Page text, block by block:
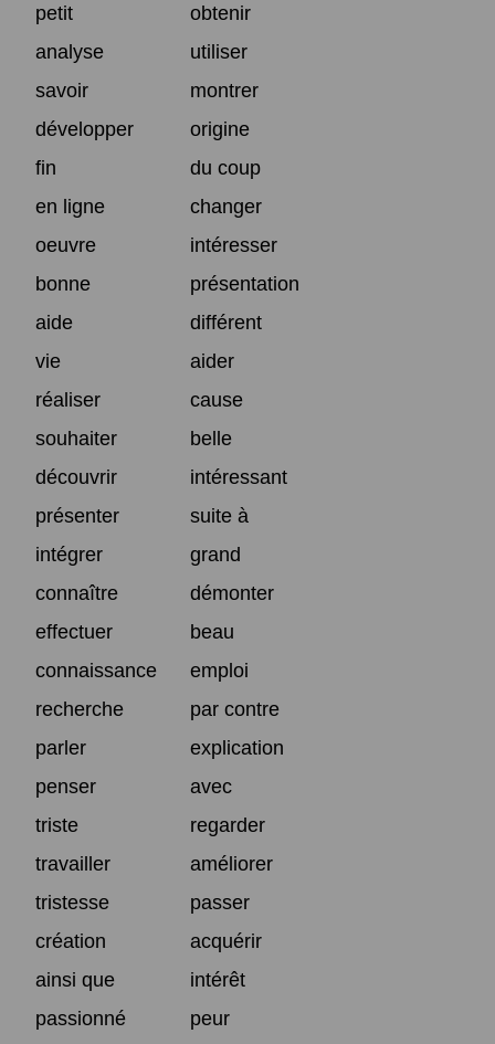
petit
obtenir
analyse
utiliser
savoir
montrer
développer
origine
fin
du coup
en ligne
changer
oeuvre
intéresser
bonne
présentation
aide
différent
vie
aider
réaliser
cause
souhaiter
belle
découvrir
intéressant
présenter
suite à
intégrer
grand
connaître
démonter
effectuer
beau
connaissance
emploi
recherche
par contre
parler
explication
penser
avec
triste
regarder
travailler
améliorer
tristesse
passer
création
acquérir
ainsi que
intérêt
passionné
peur